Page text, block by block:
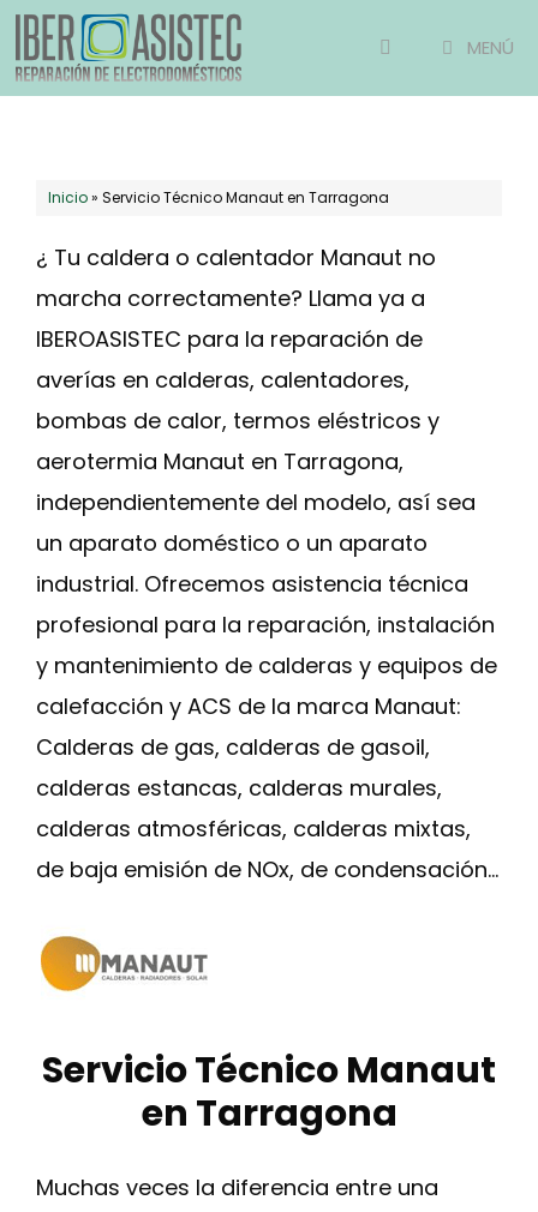
Saltar
al
contenido
MENÚ
Inicio» Servicio Técnico Manaut en Tarragona
¿ Tu caldera o calentador Manaut no
marcha correctamente? Llama ya a
IBEROASISTEC para la reparación de
averías en calderas, calentadores,
bombas de calor, termos eléstricos y
aerotermia Manaut en Tarragona,
independientemente del modelo, así sea
un aparato doméstico o un aparato
industrial. Ofrecemos asistencia técnica
profesional para la reparación, instalación
y mantenimiento de calderas y equipos de
calefacción y ACS de la marca Manaut:
Calderas de gas, calderas de gasoil,
calderas estancas, calderas murales,
calderas atmosféricas, calderas mixtas,
de baja emisión de NOx, de condensación…
Servicio Técnico Manaut
en Tarragona
Muchas veces la diferencia entre una